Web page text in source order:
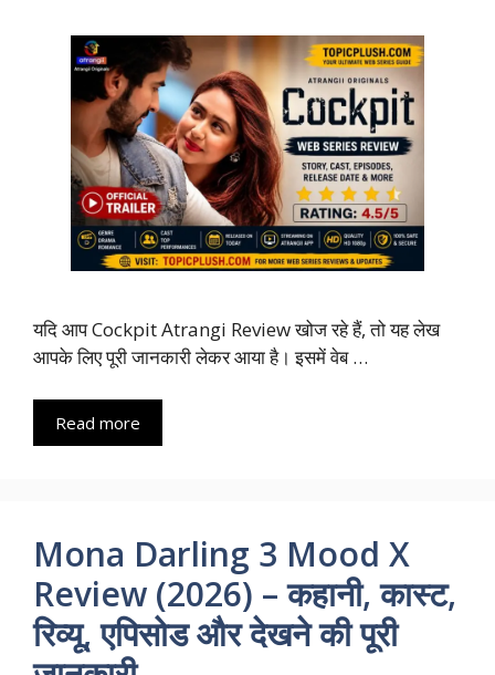
यदि आप Cockpit Atrangi Review खोज रहे हैं, तो यह लेख
आपके लिए पूरी जानकारी लेकर आया है। इसमें वेब …
Read more
Mona Darling 3 Mood X
Review (2026) – कहानी, कास्ट,
रिव्यू, एपिसोड और देखने की पूरी